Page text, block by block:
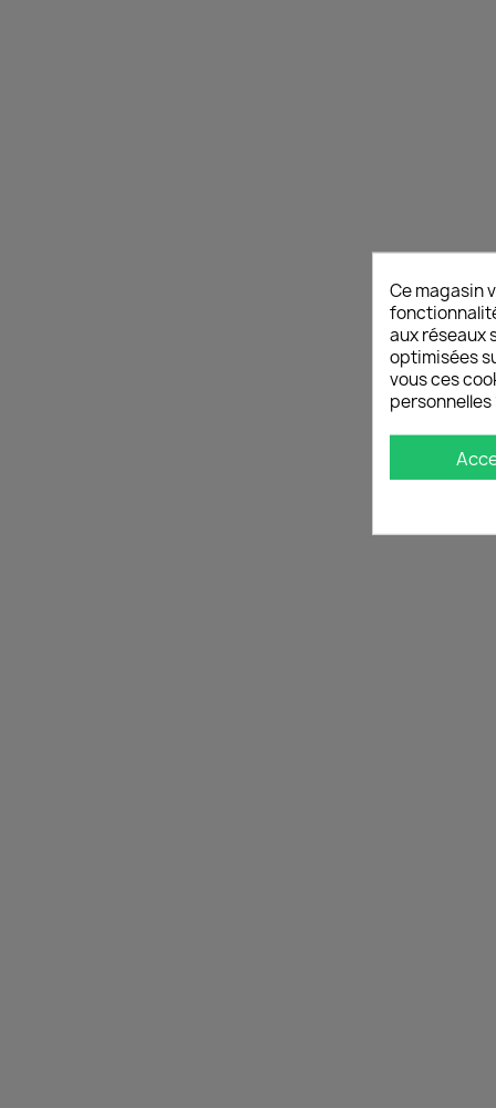
Ce magasin
aux réseaux
optimisées
vous ces
personnelles